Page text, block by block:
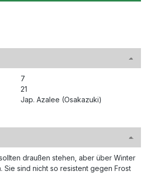
7
21
Jap. Azalee (Osakazuki)
draußen stehen, aber über Winter
sind nicht so resistent gegen Frost